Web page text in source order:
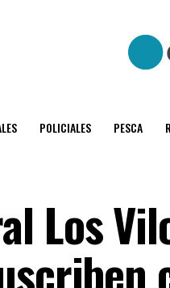
POLICIALES PESCA
Los